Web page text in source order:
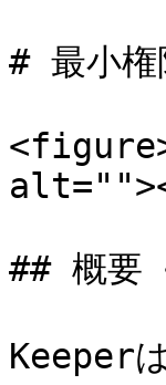
# 最小権
## 概
Keeper